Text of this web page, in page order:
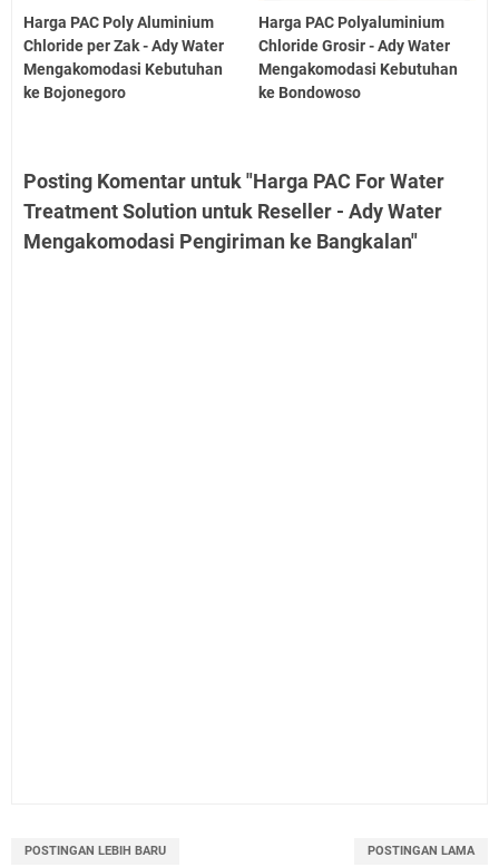
Harga PAC Poly Aluminium
Chloride per Zak - Ady Water
Mengakomodasi Kebutuhan
ke Bojonegoro
Harga PAC Polyaluminium
Chloride Grosir - Ady Water
Mengakomodasi Kebutuhan
ke Bondowoso
Posting Komentar untuk "Harga PAC For Water
Treatment Solution untuk Reseller - Ady Water
Mengakomodasi Pengiriman ke Bangkalan"
POSTINGAN LEBIH BARU POSTINGAN LAMA